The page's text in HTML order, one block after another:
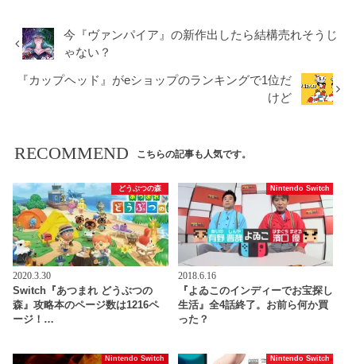
今『ヴァンパイア』の新作出したら結構売れそうじ
ゃない？
『カップヘッド』がeショップのランキングで1位だ
けど
RECOMMEND こちらの記事も人気です。
どうぶつの森
2020.3.30
Switch『あつまれ どうぶつの
森』攻略本のページ数は1216ペ
ージ！…
Nintendo Switch
2018.6.16
『よゐこのインディーでお宝探し
生活』全4話終了。お前ら何か買
った？
Nintendo Switch Nintendo Switch